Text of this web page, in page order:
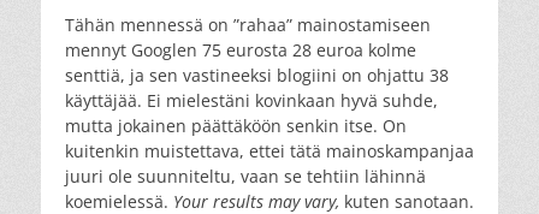
Tähän mennessä on ”rahaa” mainostamiseen
mennyt Googlen 75 eurosta 28 euroa kolme
senttiä, ja sen vastineeksi blogiini on ohjattu 38
käyttäjää. Ei mielestäni kovinkaan hyvä suhde,
mutta jokainen päättäköön senkin itse. On
kuitenkin muistettava, ettei tätä mainoskampanjaa
juuri ole suunniteltu, vaan se tehtiin lähinnä
koemielessä. Your results may vary, kuten sanotaan.